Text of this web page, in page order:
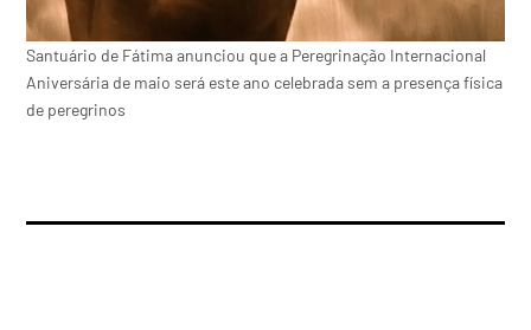
Santuário de Fátima anunciou que a Peregrinação Internacional
Aniversária de maio será este ano celebrada sem a presença física
de peregrinos